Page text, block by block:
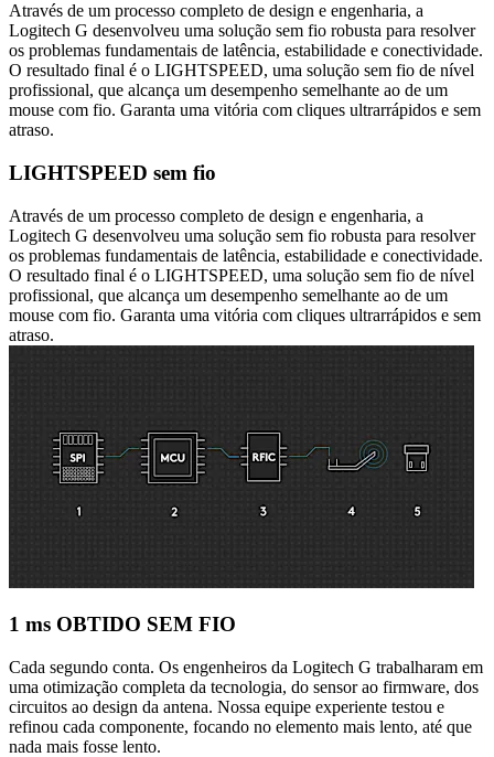
Através de um processo completo de design e engenharia, a
Logitech G desenvolveu uma solução sem fio robusta para resolver
os problemas fundamentais de latência, estabilidade e conectividade.
O resultado final é o LIGHTSPEED, uma solução sem fio de nível
profissional, que alcança um desempenho semelhante ao de um
mouse com fio. Garanta uma vitória com cliques ultrarrápidos e sem
atraso.
LIGHTSPEED sem fio
Através de um processo completo de design e engenharia, a
Logitech G desenvolveu uma solução sem fio robusta para resolver
os problemas fundamentais de latência, estabilidade e conectividade.
O resultado final é o LIGHTSPEED, uma solução sem fio de nível
profissional, que alcança um desempenho semelhante ao de um
mouse com fio. Garanta uma vitória com cliques ultrarrápidos e sem
atraso.
1 ms OBTIDO SEM FIO
Cada segundo conta. Os engenheiros da Logitech G trabalharam em
uma otimização completa da tecnologia, do sensor ao firmware, dos
circuitos ao design da antena. Nossa equipe experiente testou e
refinou cada componente, focando no elemento mais lento, até que
nada mais fosse lento.